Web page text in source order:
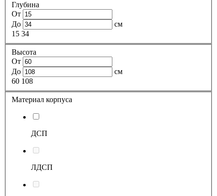
Глубина
От
До
см
15 34
Высота
От
До
см
60 108
Материал корпуса
ДСП
ЛДСП